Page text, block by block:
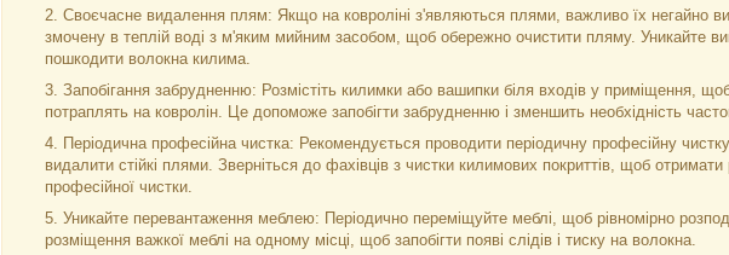
Своєчасне видалення плям: Якщо на ковроліні з'являються плями, важливо їх негайно
змочену в теплій воді з м'яким мийним засобом, щоб обережно очистити пляму. Уникайте
пошкодити волокна килима.
Запобігання забрудненню: Розмістіть килимки або вашипки біля входів у приміщення,
потраплять на ковролін. Це допоможе запобігти забрудненню і зменшить необхідність
Періодична професійна чистка: Рекомендується проводити періодичну професійну
видалити стійкі плями. Зверніться до фахівців з чистки килимових покриттів, щоб
професійної чистки.
Уникайте перевантаження меблею: Періодично переміщуйте меблі, щоб рівномірно
розміщення важкої меблі на одному місці, щоб запобігти появі слідів і тиску на волокна.